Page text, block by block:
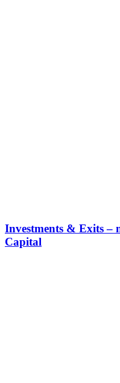
Investments & Exits –
Capital